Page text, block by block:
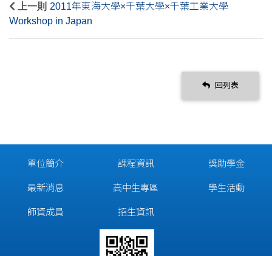
上一則 2011年東海大學×千葉大學×千葉工業大學
Workshop in Japan
回列表
單位簡介
最新消息
師資成員
課程資訊
高中生專區
招生資訊
獎助學金
學生活動